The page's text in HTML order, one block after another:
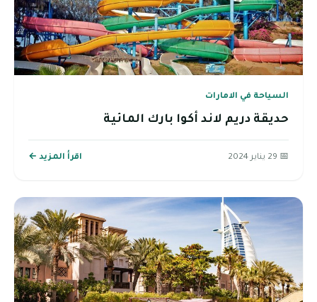
السياحة في الامارات
حديقة دريم لاند أكوا بارك المائية
📅 29 يناير 2024 اقرأ المزيد ←